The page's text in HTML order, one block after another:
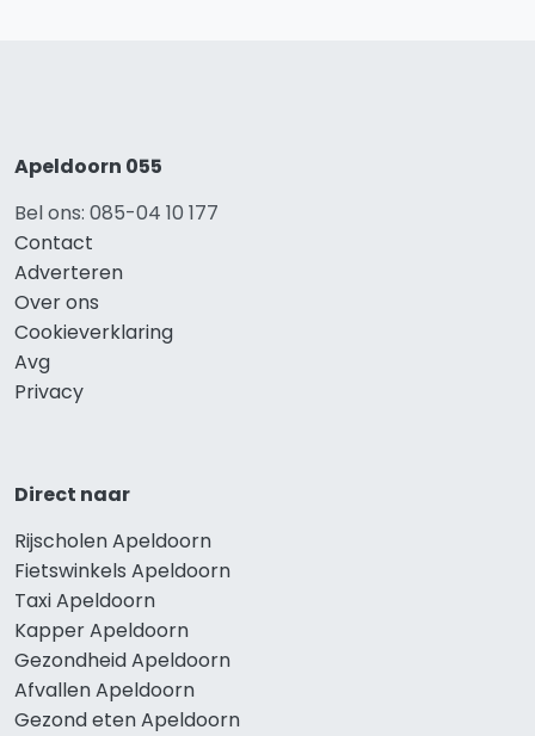
Apeldoorn 055
Bel ons: 085-04 10 177
Contact
Adverteren
Over ons
Cookieverklaring
Avg
Privacy
Direct naar
Rijscholen Apeldoorn
Fietswinkels Apeldoorn
Taxi Apeldoorn
Kapper Apeldoorn
Gezondheid Apeldoorn
Afvallen Apeldoorn
Gezond eten Apeldoorn